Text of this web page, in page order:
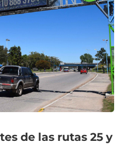
de las rutas 25 y